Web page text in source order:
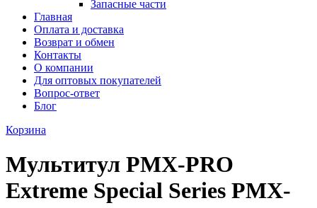
Запасные части
Главная
Оплата и доставка
Возврат и обмен
Контакты
О компании
Для оптовых покупателей
Вопрос-ответ
Блог
Корзина
Мультитул PMX-PRO
Extreme Special Series PMX-